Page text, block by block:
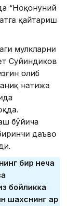
“Ноқонуний
қайтариш
мулкларни
Суйиндиков
олиб
натижа
бўйича
даъво
бир неча
бойликка
шахснинг ҳар